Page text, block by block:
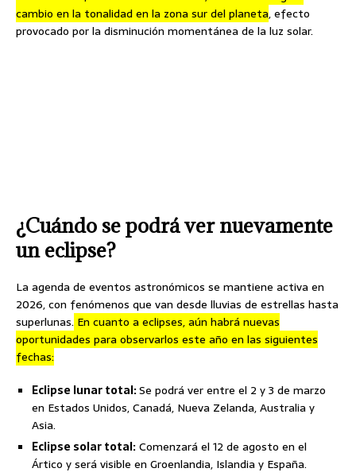
cambio en la tonalidad en la zona sur del planeta, efecto
provocado por la disminución momentánea de la luz solar.
¿Cuándo se podrá ver nuevamente
un eclipse?
La agenda de eventos astronómicos se mantiene activa en
2026, con fenómenos que van desde lluvias de estrellas hasta
superlunas. En cuanto a eclipses, aún habrá nuevas
oportunidades para observarlos este año en las siguientes
fechas:
Eclipse lunar total:Se podrá ver entre el 2 y 3 de marzo
en Estados Unidos, Canadá, Nueva Zelanda, Australia y
Asia.
Eclipse solar total:Comenzará el 12 de agosto en el
Ártico y será visible en Groenlandia, Islandia y España.